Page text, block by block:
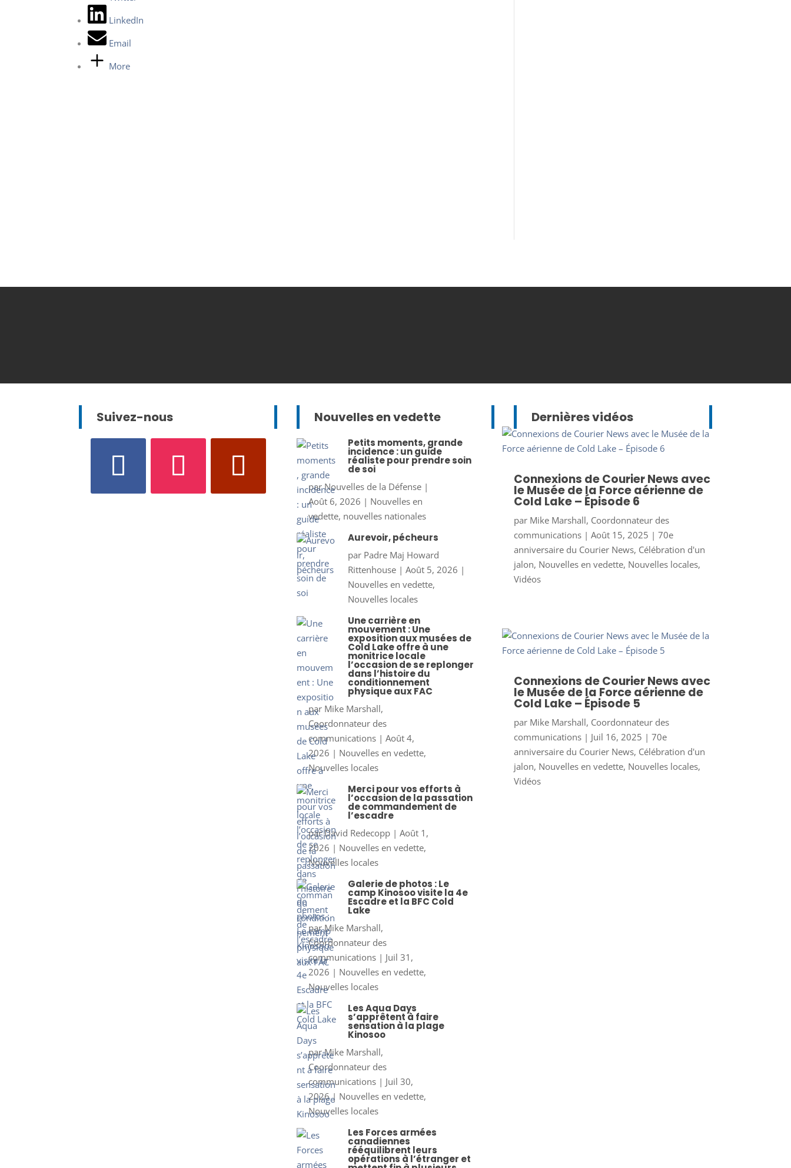
LinkedIn
Email
More
Suivez-nous Nouvelles en vedette
Petits moments, grande
incidence : un guide
réaliste pour prendre soin
de soi
parNouvelles de la Défense|
Août 6, 2026 | Nouvelles en
vedette, nouvelles nationales
Aurevoir, pécheurs
par Padre Maj Howard
Rittenhouse| Août 5, 2026 |
Nouvelles en vedette,
Nouvelles locales
Une carrière en
mouvement : Une
exposition aux musées de
Cold Lake offre à une
monitrice locale
l’occasion de se replonger
dans l’histoire du
conditionnement
physique aux FAC
par Mike Marshall,
Coordonnateur des
communications| Août 4,
2026 | Nouvelles en vedette,
Nouvelles locales
Merci pour vos efforts à
l’occasion de la passation
de commandement de
l’escadre
parDavid Redecopp| Août 1,
2026 | Nouvelles en vedette,
Nouvelles locales
Galerie de photos : Le
camp Kinosoo visite la 4e
Escadre et la BFC Cold
Lake
parMike Marshall,
Coordonnateur des
communications| Juil 31,
2026 | Nouvelles en vedette,
Nouvelles locales
Les Aqua Days
s’apprêtent à faire
sensation à la plage
Kinosoo
parMike Marshall,
Coordonnateur des
communications| Juil 30,
2026| Nouvelles en vedette,
Nouvelles locales
Les Forces armées
canadiennes
rééquilibrent leurs
opérations à l’étranger et
Dernières vidéos
Connexions de Courier News avec
le Musée de la Force aérienne de
Cold Lake – Épisode 6
par Mike Marshall, Coordonnateur des
communications| Août 15, 2025 | 70e
anniversaire du Courier News, Célébration d'un
jalon, Nouvelles en vedette, Nouvelles locales,
Vidéos
Connexions de Courier News avec
le Musée de la Force aérienne de
Cold Lake – Épisode 5
par Mike Marshall, Coordonnateur des
communications| Juil 16, 2025 | 70e
anniversaire du Courier News, Célébration d'un
jalon, Nouvelles en vedette, Nouvelles locales,
Vidéos